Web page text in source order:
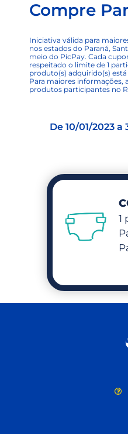
Compre
Iniciativa válida para
nos estados do Paraná,
meio do PicPay. Cada
respeitado o limite de 1
produto(s) adquirido(s)
Para maiores informações,
produtos participantes no
De 10/01/2023 a
1
C